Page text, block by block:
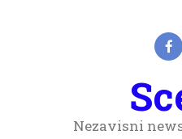
Nezavisni